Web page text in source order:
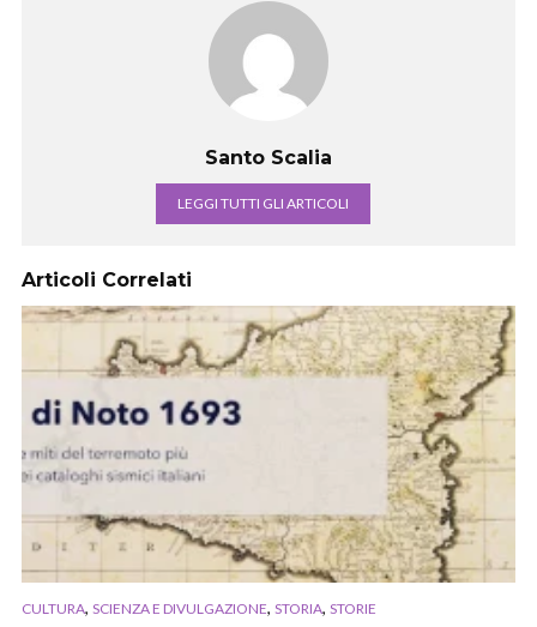
Santo Scalia
LEGGI TUTTI GLI ARTICOLI
Articoli Correlati
CULTURA, SCIENZA E DIVULGAZIONE, STORIA, STORIE